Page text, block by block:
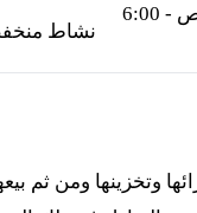
12:00 ص - 6:00
نشاط
وتخزينها ومن ثم